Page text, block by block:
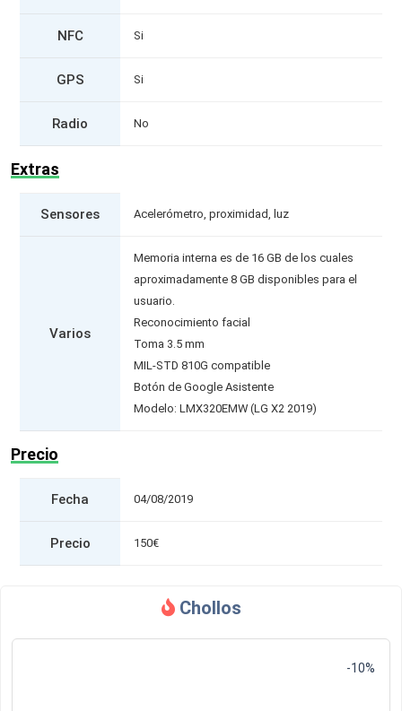
NFC Si
GPS Si
Radio No
Extras
Sensores Acelerómetro, proximidad, luz
Varios
Memoria interna es de 16 GB de los cuales
aproximadamente 8 GB disponibles para el
usuario.
Reconocimiento facial
Toma 3.5 mm
MIL-STD 810G compatible
Botón de Google Asistente
Modelo: LMX320EMW (LG X2 2019)
Precio
Fecha 04/08/2019
Precio 150€
Chollos
-10%